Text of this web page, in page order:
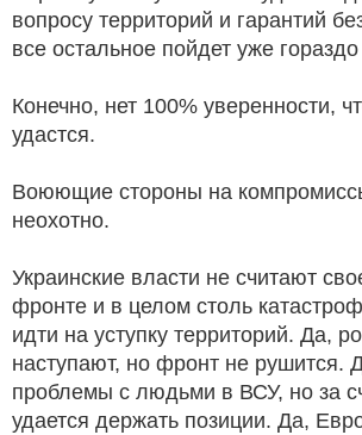
вопросу территорий и гарантий
все остальное пойдет уже
Конечно, нет 100% уверенности,
удастся.
Воюющие стороны на
неохотно.
Украинские власти не считают
фронте и в целом столь
идти на уступку территорий. Да,
наступают, но фронт не рушится.
проблемы с людьми в ВСУ, но за
удается держать позиции. Да,